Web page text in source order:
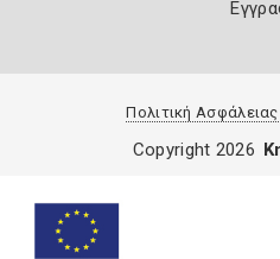
Πολιτική Ασφάλειας
Copyright 2026